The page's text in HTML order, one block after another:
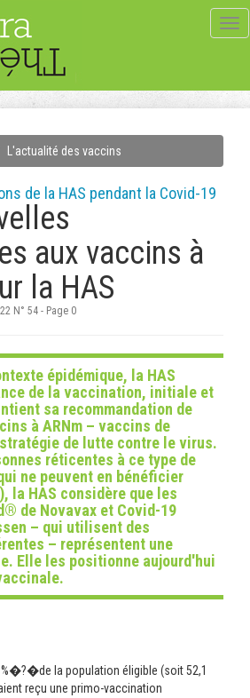
L'actualité des vaccins
de la HAS pendant la Covid-19
aux vaccins à
la HAS
N° 54 - Page 0
épidémique, la HAS
de la vaccination, initiale et
sa recommandation de
à ARNm – vaccins de
de lutte contre le virus.
réticentes à ce type de
ne peuvent en bénéficier
la HAS considère que les
de Novavax et Covid-19
– qui utilisent des
– représentent une
Elle les positionne aujourd'hui
%�?�de la population éligible (soit 52,1
reçu une primo-vaccination